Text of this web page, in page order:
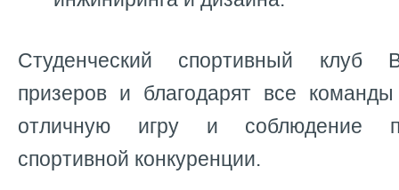
Студенческий спортивный клуб
призеров и благодарят все
отличную игру и соблюдение
спортивной конкуренции.